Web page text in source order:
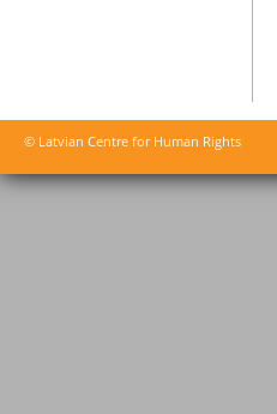
© Latvian Centre for Human Rights